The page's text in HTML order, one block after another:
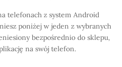
telefonach z system Android
poniżej w jeden z wybranych
bezpośrednio do sklepu,
na swój telefon.